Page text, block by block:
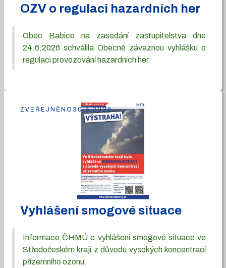
OZV o regulaci hazardních her
Obec Babice na zasedání zastupitelstva dne
24.6.2026 schválila Obecně závaznou vyhlášku o
regulaci provozování hazardních her.
Vyhlášení smogové situace
Informace ČHMÚ o vyhlášení smogové situace ve
Středočeském kraji z důvodu vysokých koncentrací
přízemního ozonu.
ZVEŘEJNĚNO 30.6.2026